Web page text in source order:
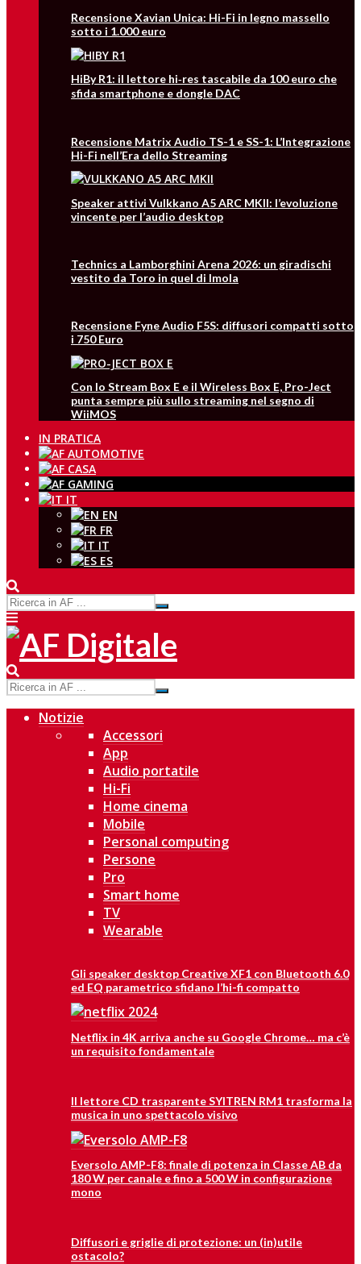
Recensione Xavian Unica: Hi-Fi in legno massello
sotto i 1.000 euro
HiBy R1: il lettore hi‑res tascabile da 100 euro che
sfida smartphone e dongle DAC
Recensione Matrix Audio TS-1 e SS-1: L’Integrazione
Hi-Fi nell’Era dello Streaming
Speaker attivi Vulkkano A5 ARC MKII: l’evoluzione
vincente per l’audio desktop
Technics a Lamborghini Arena 2026: un giradischi
vestito da Toro in quel di Imola
Recensione Fyne Audio F5S: diffusori compatti sotto
i 750 Euro
Con lo Stream Box E e il Wireless Box E, Pro-Ject
punta sempre più sullo streaming nel segno di
WiiMOS
IN PRATICA
IT
EN
FR
IT
ES
Notizie
Accessori
App
Audio portatile
Hi-Fi
Home cinema
Mobile
Personal computing
Persone
Pro
Smart home
TV
Wearable
Gli speaker desktop Creative XF1 con Bluetooth 6.0
ed EQ parametrico sfidano l’hi-fi compatto
Netflix in 4K arriva anche su Google Chrome… ma c’è
un requisito fondamentale
Il lettore CD trasparente SYITREN RM1 trasforma la
musica in uno spettacolo visivo
Eversolo AMP-F8: finale di potenza in Classe AB da
180 W per canale e fino a 500 W in configurazione
mono
Diffusori e griglie di protezione: un (in)utile
ostacolo?